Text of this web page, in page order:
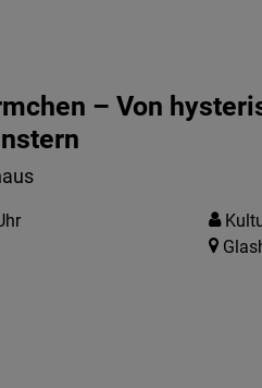
– Von